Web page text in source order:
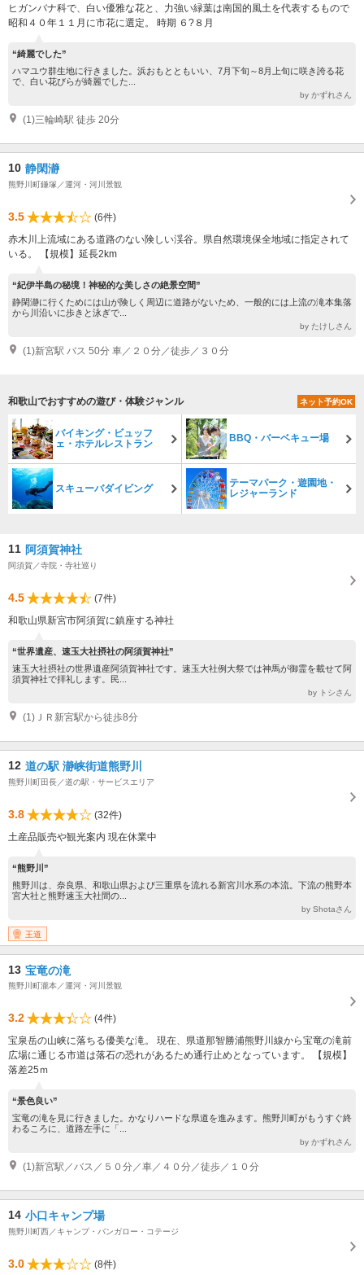
ヒガンバナ科で、白い優雅な花と、力強い緑葉は南国的風土を代表するもので
昭和４０年１１月に市花に選定。 時期 ６?８月
“綺麗でした”
ハマユウ群生地に行きました。浜おもとともいい、7月下旬～8月上旬に咲き誇る花
で、白い花びらが綺麗でした...
by かずれさん
(1)三輪崎駅 徒歩 20分
10 静閑瀞
熊野川町鎌塚／運河・河川景観
3.5
(6件)
赤木川上流域にある道路のない険しい渓谷。県自然環境保全地域に指定されて
いる。 【規模】延長2km
“紀伊半島の秘境！神秘的な美しさの絶景空間”
静閑瀞に行くためには山が険しく周辺に道路がないため、一般的には上流の滝本集落
から川沿いに歩きと泳ぎで...
by たけしさん
(1)新宮駅 バス 50分 車／２０分／徒歩／３０分
和歌山でおすすめの遊び・体験ジャンル ネット予約OK
バイキング・ビュッフ
ェ・ホテルレストラン
BBQ・バーベキュー場
スキューバダイビング
テーマパーク・遊園地・
レジャーランド
11 阿須賀神社
阿須賀／寺院・寺社巡り
4.5
(7件)
和歌山県新宮市阿須賀に鎮座する神社
“世界遺産、速玉大社摂社の阿須賀神社”
速玉大社摂社の世界遺産阿須賀神社です。速玉大社例大祭では神馬が御霊を載せて阿
須賀神社で拝礼します。民...
by トシさん
(1)ＪＲ新宮駅から徒歩8分
12 道の駅 瀞峡街道熊野川
熊野川町田長／道の駅・サービスエリア
3.8
(32件)
土産品販売や観光案内 現在休業中
“熊野川”
熊野川は、奈良県、和歌山県および三重県を流れる新宮川水系の本流。下流の熊野本
宮大社と熊野速玉大社間の...
by Shotaさん
王道
13 宝竜の滝
熊野川町瀧本／運河・河川景観
3.2
(4件)
宝泉岳の山峡に落ちる優美な滝。 現在、県道那智勝浦熊野川線から宝竜の滝前
広場に通じる市道は落石の恐れがあるため通行止めとなっています。 【規模】
落差25ｍ
“景色良い”
宝竜の滝を見に行きました。かなりハードな県道を進みます。熊野川町がもうすぐ終
わるころに、道路左手に「...
by かずれさん
(1)新宮駅／バス／５０分／車／４０分／徒歩／１０分
14 小口キャンプ場
熊野川町西／キャンプ・バンガロー・コテージ
3.0
(8件)